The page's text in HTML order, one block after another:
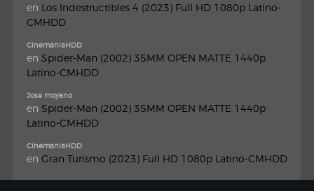
en Los Indestructibles 4 (2023) Full HD 1080p Latino-
CMHDD
CinemaniaHDD
en Spider-Man (2002) 35MM OPEN MATTE 1440p
Latino-CMHDD
Jose moyano
en Spider-Man (2002) 35MM OPEN MATTE 1440p
Latino-CMHDD
CinemaniaHDD
en Gran Turismo (2023) Full HD 1080p Latino-CMHDD